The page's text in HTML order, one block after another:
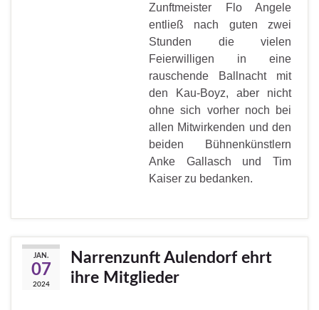
Zunftmeister Flo Angele
entließ nach guten zwei
Stunden die vielen
Feierwilligen in eine
rauschende Ballnacht mit
den Kau-Boyz, aber nicht
ohne sich vorher noch bei
allen Mitwirkenden und den
beiden Bühnenkünstlern
Anke Gallasch und Tim
Kaiser zu bedanken.
JAN.
07
2024
Narrenzunft Aulendorf ehrt
ihre Mitglieder